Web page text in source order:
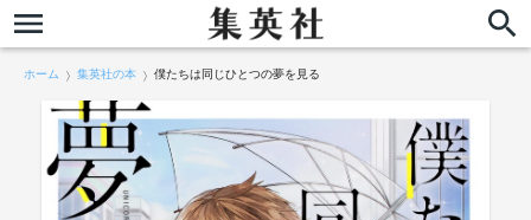
ホーム 集英社の本 僕たちは同じひとつの夢を見る